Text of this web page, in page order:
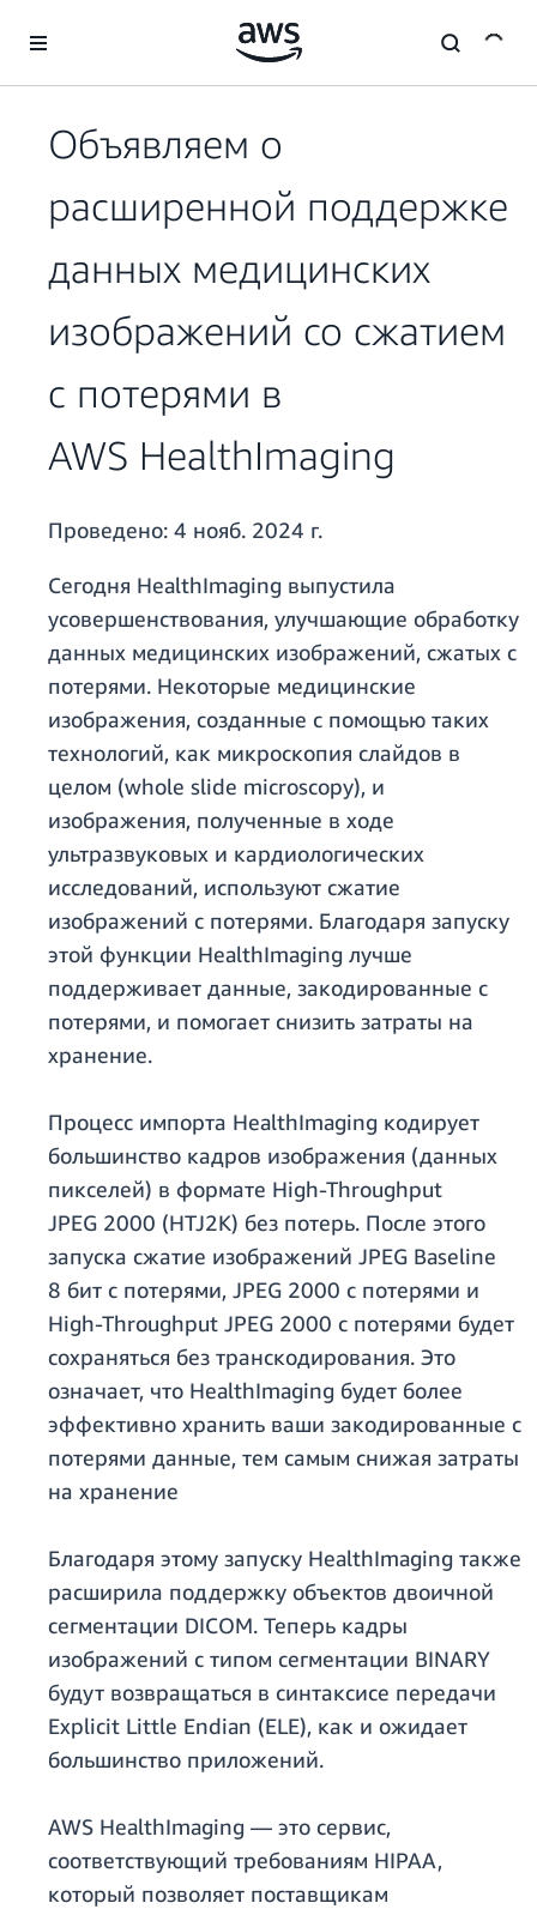
Перейти к главному контенту
Объявляем о
расширенной поддержке
данных медицинских
изображений со сжатием
с потерями в
AWS HealthImaging
Проведено: 4 нояб. 2024 г.
Сегодня HealthImaging выпустила
усовершенствования, улучшающие обработку
данных медицинских изображений, сжатых с
потерями. Некоторые медицинские
изображения, созданные с помощью таких
технологий, как микроскопия слайдов в
целом (whole slide microscopy), и
изображения, полученные в ходе
ультразвуковых и кардиологических
исследований, используют сжатие
изображений с потерями. Благодаря запуску
этой функции HealthImaging лучше
поддерживает данные, закодированные с
потерями, и помогает снизить затраты на
хранение.
Процесс импорта HealthImaging кодирует
большинство кадров изображения (данных
пикселей) в формате High-Throughput
JPEG 2000 (HTJ2K) без потерь. После этого
запуска сжатие изображений JPEG Baseline
8 бит с потерями, JPEG 2000 с потерями и
High-Throughput JPEG 2000 с потерями будет
сохраняться без транскодирования. Это
означает, что HealthImaging будет более
эффективно хранить ваши закодированные с
потерями данные, тем самым снижая затраты
на хранение
Благодаря этому запуску HealthImaging также
расширила поддержку объектов двоичной
сегментации DICOM. Теперь кадры
изображений с типом сегментации BINARY
будут возвращаться в синтаксисе передачи
Explicit Little Endian (ELE), как и ожидает
большинство приложений.
AWS HealthImaging — это сервис,
соответствующий требованиям HIPAA,
который позволяет поставщикам